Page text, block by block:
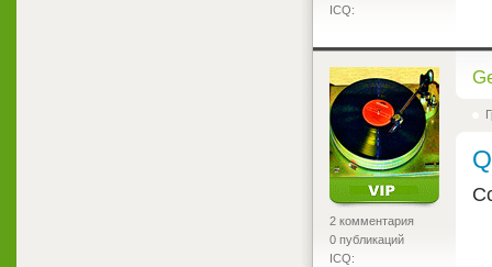
ICQ:
<
2 комментария
0 публикаций
ICQ: